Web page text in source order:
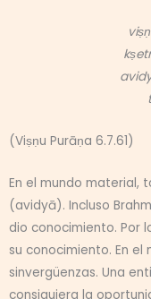
(Viṣṇu Purāṇa 6.7.61)
En el mundo material,
(avidyā). Incluso
dio conocimiento. Por
su conocimiento. En
sinvergüenzas. Una
consiguiera la